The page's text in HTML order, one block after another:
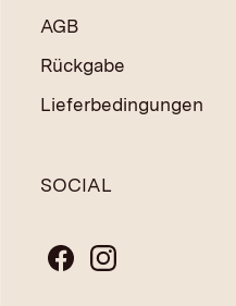
AGB
Rückgabe
Lieferbedingungen
SOCIAL